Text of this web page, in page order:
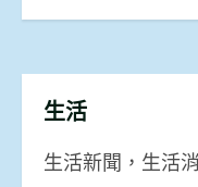
生活
生活新聞，生活